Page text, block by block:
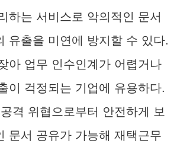
하는 서비스로 악의적인 문서
유출을 미연에 방지할 수 있다.
아 업무 인수인계가 어렵거나
이 걱정되는 기업에 유용하다.
격 위협으로부터 안전하게 보
문서 공유가 가능해 재택근무